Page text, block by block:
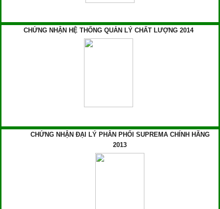
CHỨNG NHẬN HỆ THỐNG QUẢN LÝ CHẤT LƯỢNG 2014
CHỨNG NHẬN ĐẠI LÝ PHÂN PHỐI SUPREMA CHÍNH HÃNG
2013